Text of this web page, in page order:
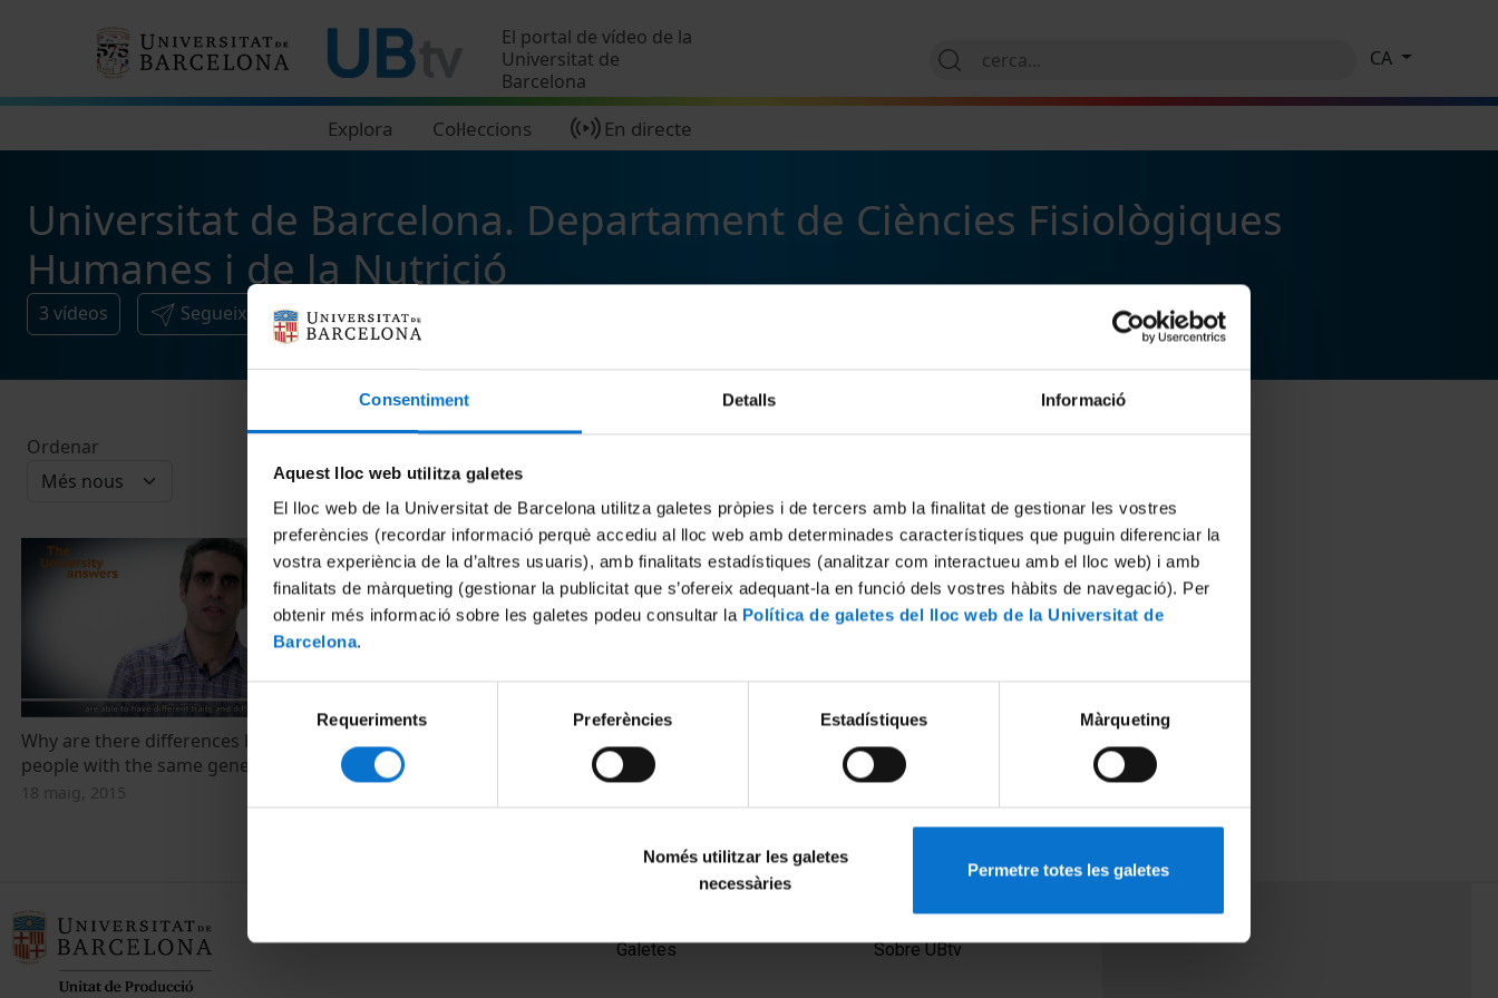
Consentiment Detalls Informació
Aquest lloc web utilitza galetes
El lloc web de la Universitat de Barcelona utilitza galetes pròpies i de tercers amb la finalitat de gestionar les vostres
preferències (recordar informació perquè accediu al lloc web amb determinades característiques que puguin diferenciar la
vostra experiència de la d’altres usuaris), amb finalitats estadístiques (analitzar com interactueu amb el lloc web) i amb
finalitats de màrqueting (gestionar la publicitat que s’ofereix adequant-la en funció dels vostres hàbits de navegació). Per
obtenir més informació sobre les galetes podeu consultar la Política de galetes del lloc web de la Universitat de
Barcelona.
de
consentiment
Requeriments Preferències Estadístiques Màrqueting
Només utilitzar les galetes
necessàries
Permetre totes les galetes
El portal de vídeo de la
Universitat de
Barcelona
Explora Col·leccions En directe
CA
Universitat de Barcelona. Departament de Ciències Fisiològiques
Humanes i de la Nutrició
3 vídeos Segueix i comparteix
Ordenar
Why are there differences between
people with the same genes?
18 maig, 2015
¿Por qué hay diferencias entre personas
con los mismos genes?
Perquè hi ha diferència entre persones
amb els mateixos gens?
Galetes
PEU 2
Privadesa i termes
Sobre UBtv
PEU 3
Contacte